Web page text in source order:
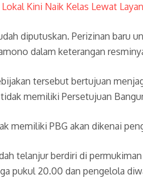
Kini Naik Kelas Lewat
diputuskan. Perizinan baru
dalam keterangan
tersebut bertujuan
memiliki Persetujuan
memiliki PBG akan dikenai
telanjur berdiri di
pukul 20.00 dan pengelola